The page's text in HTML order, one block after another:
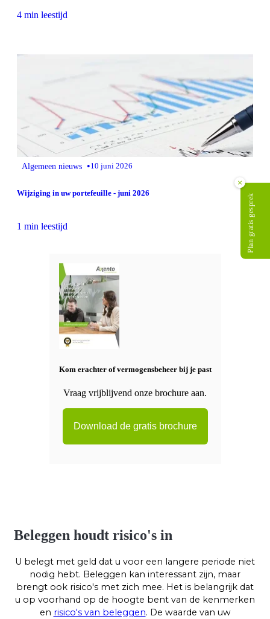
4 min leestijd
Algemeen nieuws •10 juni 2026
Wijziging in uw portefeuille - juni 2026
1 min leestijd
Kom erachter of vermogensbeheer bij je past
Vraag vrijblijvend onze brochure aan.
Download de gratis brochure
Beleggen houdt risico's in
U belegt met geld dat u voor een langere periode niet
nodig hebt. Beleggen kan interessant zijn, maar
brengt ook risico's met zich mee. Het is belangrijk dat
u op voorhand op de hoogte bent van de kenmerken
en risico's van beleggen. De waarde van uw
×
Plan gratis gesprek